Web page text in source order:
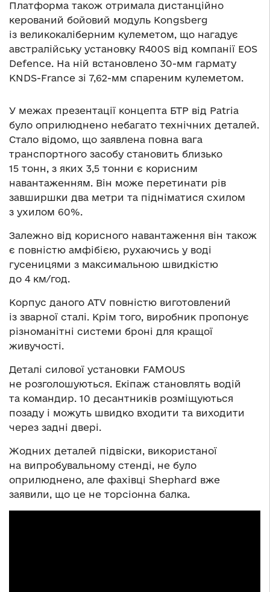
Платформа також отримала дистанційно
керований бойовий модуль Kongsberg
із великокаліберним кулеметом, що нагадує
австралійську установку R400S від компанії EOS
Defence. На ній встановлено 30-мм гармату
KNDS-France зі 7,62-мм спареним кулеметом.
У межах презентації концепта БТР від Patria
було оприлюднено небагато технічних деталей.
Стало відомо, що заявлена ​​повна вага
транспортного засобу становить близько
15 тонн, з яких 3,5 тонни є корисним
навантаженням. Він може перетинати рів
завширшки два метри та підніматися схилом
з ухилом 60%.
Залежно від корисного навантаження він також
є повністю амфібією, рухаючись у воді
гусеницями з максимальною швидкістю
до 4 км/год.
Корпус даного ATV повністю виготовлений
із зварної сталі. Крім того, виробник пропонує
різноманітні системи броні для кращої
живучості.
Деталі силової установки FAMOUS
не розголошуються. Екіпаж становлять водій
та командир. 10 десантників розміщуються
позаду і можуть швидко входити та виходити
через задні двері.
Жодних деталей підвіски, використаної
на випробувальному стенді, не було
оприлюднено, але фахівці Shephard вже
заявили, що це не торсіонна балка.